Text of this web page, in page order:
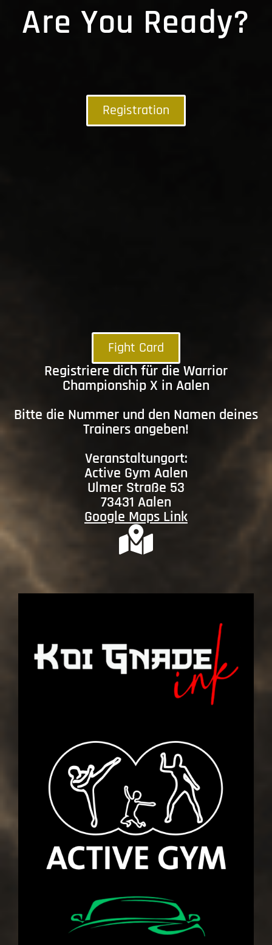
Are You Ready?
Registration
Fight Card
Registriere dich für die Warrior
Championship X in Aalen
Bitte die Nummer und den Namen deines
Trainers angeben!
Veranstaltungort:
Active Gym Aalen
Ulmer Straße 53
73431 Aalen
Google Maps Link